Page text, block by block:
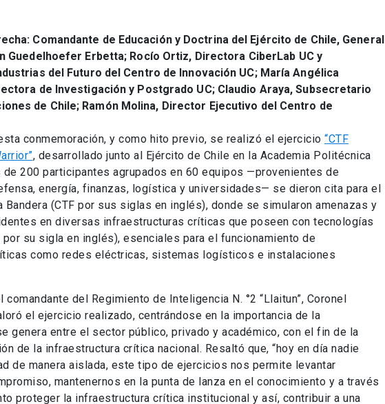
Comandante de Educación y Doctrina del Ejército de Chile, General
Guedelhoefer Erbetta; Rocío Ortiz, Directora CiberLab UC y
del Futuro del Centro de Innovación UC; María Angélica
de Investigación y Postgrado UC; Claudio Araya, Subsecretario
de Chile; Ramón Molina, Director Ejecutivo del Centro de
conmemoración, y como hito previo, se realizó el ejercicio “CTF
, desarrollado junto al Ejército de Chile en la Academia Politécnica
de 200 participantes agrupados en 60 equipos —provenientes de
energía, finanzas, logística y universidades— se dieron cita para el
Bandera (CTF por sus siglas en inglés), donde se simularon amenazas y
en diversas infraestructuras críticas que poseen con tecnologías
por su sigla en inglés), esenciales para el funcionamiento de
como redes eléctricas, sistemas logísticos e instalaciones
comandante del Regimiento de Inteligencia N. °2 “Llaitun”, Coronel
el ejercicio realizado, centrándose en la importancia de la
genera entre el sector público, privado y académico, con el fin de la
de la infraestructura crítica nacional. Resaltó que, “hoy en día nadie
de manera aislada, este tipo de ejercicios nos permite levantar
mantenernos en la punta de lanza en el conocimiento y a través
proteger la infraestructura crítica institucional y así, contribuir a una